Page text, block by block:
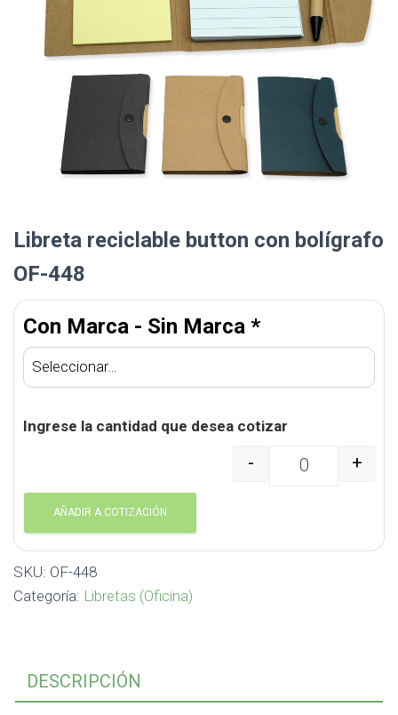
Libreta reciclable button con bolígrafo
OF-448
Con Marca - Sin Marca *
Ingrese la cantidad que desea cotizar
Libreta reciclable
- +
AÑADIR A COTIZACIÓN
SKU: OF-448
Categoría: Libretas (Oficina)
DESCRIPCIÓN